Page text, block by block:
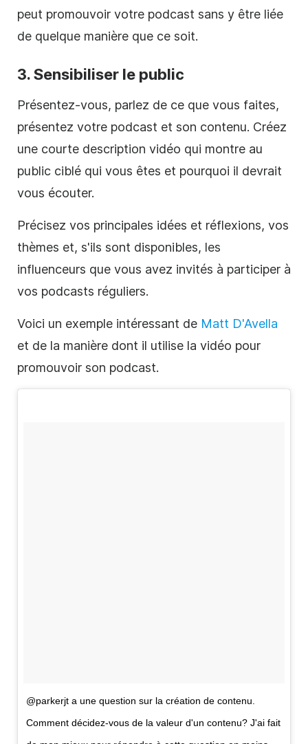
peut promouvoir votre podcast sans y être liée
de quelque manière que ce soit.
3. Sensibiliser le public
Présentez-vous, parlez de ce que vous faites,
présentez votre podcast et son contenu. Créez
une courte description vidéo qui montre au
public ciblé qui vous êtes et pourquoi il devrait
vous écouter.
Précisez vos principales idées et réflexions, vos
thèmes et, s'ils sont disponibles, les
influenceurs que vous avez invités à participer à
vos podcasts réguliers.
Voici un exemple intéressant de Matt D'Avella
et de la manière dont il utilise la vidéo pour
promouvoir son podcast.
@parkerjt a une question sur la création de contenu
Comment décidez-vous de la valeur d'un contenu? J'ai fait